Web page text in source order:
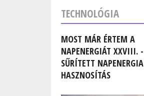
TECHNOLÓGIA
MOST MÁR ÉRTEM A
NAPENERGIÁT XXVIII. -
SŰRÍTETT NAPENERGIA
HASZNOSÍTÁS